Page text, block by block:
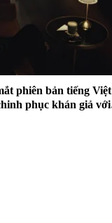
phiên bản tiếng Việt
phục khán giả với